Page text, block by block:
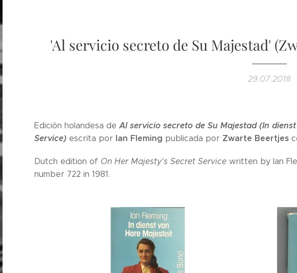
'Al servicio secreto de Su Majestad'
29.07.2018
Edición holandesa de Al servicio secreto de Su Majestad (In
Service) escrita por Ian Fleming publicada por Zwarte Beertjes
Dutch edition of On Her Majesty's Secret Service written by Ian
number 722 in 1981.